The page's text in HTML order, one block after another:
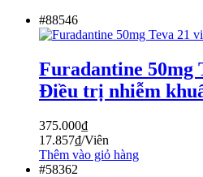
#88546
Furadantine 50mg
Điều trị nhiễm
375.000₫
17.857₫/Viên
Thêm vào giỏ hàng
#58362